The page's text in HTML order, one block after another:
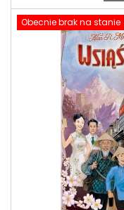
Obecnie brak na stanie